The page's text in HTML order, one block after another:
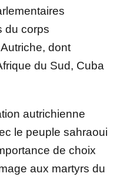
du corps
dont
du Sud, Cuba
autrichienne
le peuple sahraoui
de choix
aux martyrs du